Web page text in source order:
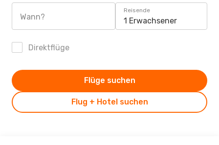
Wann?
Reisende
1 Erwachsener
Direktflüge
Flug + Hotel suchen
Flüge suchen